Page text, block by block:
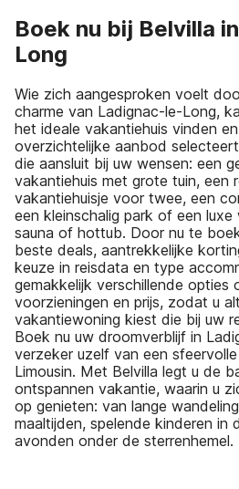
Boek nu bij Belvilla
Long
Wie zich aangesproken voelt
charme van Ladignac-le-Long,
het ideale vakantiehuis vinden
overzichtelijke aanbod
die aansluit bij uw wensen: een
vakantiehuis met grote tuin, een
vakantiehuisje voor twee, een
een kleinschalig park of een luxe
sauna of hottub. Door nu te
beste deals, aantrekkelijke
keuze in reisdata en type
gemakkelijk verschillende opties
voorzieningen en prijs, zodat u
vakantiewoning kiest die bij uw
Boek nu uw droomverblijf in
verzeker uzelf van een
Limousin. Met Belvilla legt u de
ontspannen vakantie, waarin u
op genieten: van lange
maaltijden, spelende kinderen in
avonden onder de sterrenhemel.